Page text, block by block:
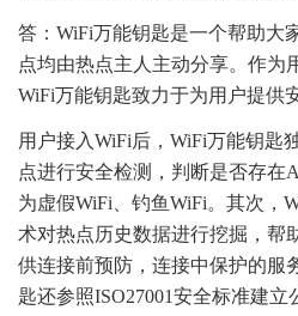
答：WiFi万能钥匙是一个帮助大
点均由热点主人主动分享。作为
WiFi万能钥匙致力于为用户提供
用户接入WiFi后，WiFi万能钥匙
点进行安全检测，判断是否存在
为虚假WiFi、钓鱼WiFi。其次，
术对热点历史数据进行挖掘，帮
供连接前预防，连接中保护的服
匙还参照ISO27001安全标准建